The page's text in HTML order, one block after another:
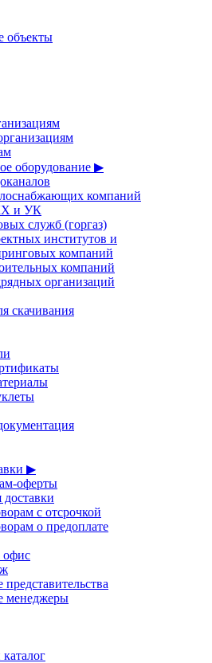
объекты
оборудование ▶
компаний
и УК
служб (горгаз)
институтов и
компаний
компаний
организаций
скачивания
▶
оферты
доставки
с отсрочкой
о предоплате
офис
менеджеры